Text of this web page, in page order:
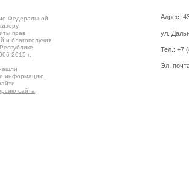
Федеральной
прав
и благополучия
2015 г.
информацию,
сайта
Адрес:
ул.
Тел.: +7
Эл.